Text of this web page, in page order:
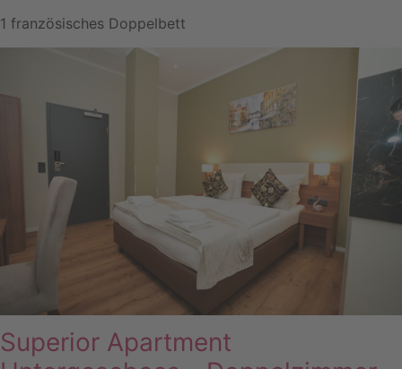
1 französisches Doppelbett
Superior Apartment